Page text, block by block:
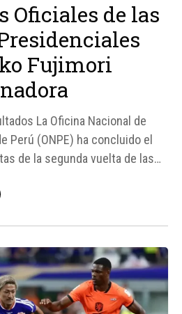
Oficiales de las
Fujimori
La Oficina Nacional de
Perú (ONPE) ha concluido el
de la segunda vuelta de las
oficiales, Keiko Fujimori,